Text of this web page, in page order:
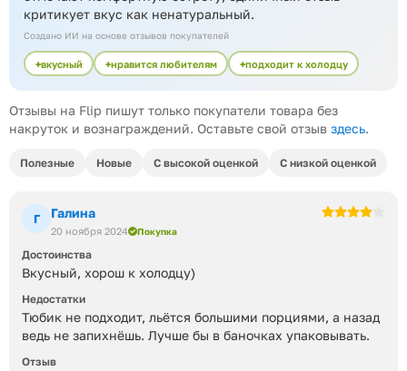
критикует вкус как ненатуральный.
Создано ИИ на основе отзывов покупателей
вкусный нравится любителям подходит к холодцу
Отзывы на Flip пишут только покупатели товара без
накруток и вознаграждений. Оставьте свой отзыв здесь.
Полезные Новые С высокой оценкой С низкой оценкой
Г Галина
20 ноября 2024 Покупка
Достоинства
Вкусный, хорош к холодцу)
Недостатки
Тюбик не подходит, льётся большими порциями, а назад
ведь не запихнёшь. Лучше бы в баночках упаковывать.
Отзыв